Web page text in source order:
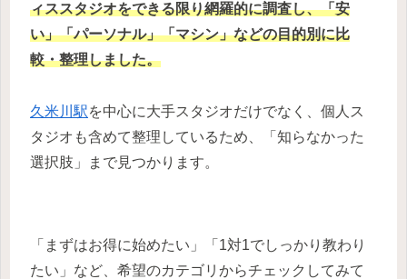
ィススタジオをできる限り網羅的に調査し、「安
い」「パーソナル」「マシン」などの目的別に比
較・整理しました。
久米川駅を中心に大手スタジオだけでなく、個人ス
タジオも含めて整理しているため、「知らなかった
選択肢」まで見つかります。
「まずはお得に始めたい」「1対1でしっかり教わり
たい」など、希望のカテゴリからチェックしてみて